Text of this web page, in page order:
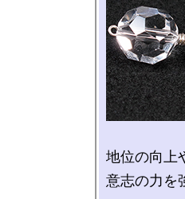
地位の向上